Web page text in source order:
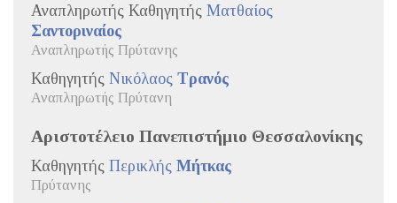
Αναπληρωτής Καθηγητής Ματθαίος
Σαντοριναίος
Αναπληρωτής Πρύτανης
Καθηγητής Νικόλαος Τρανός
Αναπληρωτής Πρύτανη
Αριστοτέλειο Πανεπιστήμιο Θεσσαλονίκης
Καθηγητής Περικλής Μήτκας
Πρύτανης